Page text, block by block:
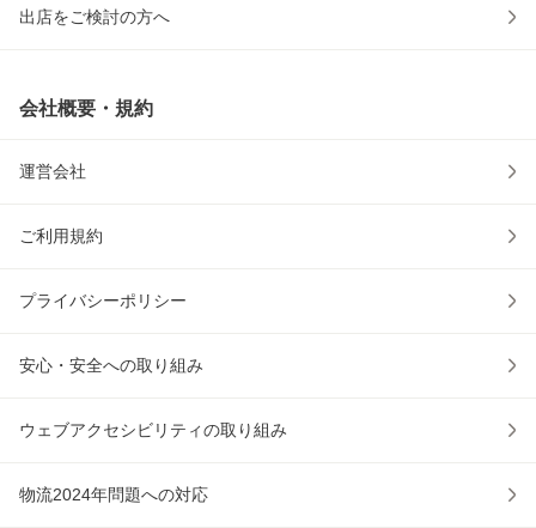
出店をご検討の方へ
会社概要・規約
運営会社
ご利用規約
プライバシーポリシー
安心・安全への取り組み
ウェブアクセシビリティの取り組み
物流2024年問題への対応